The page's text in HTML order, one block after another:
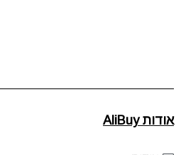
אודות AliBuy